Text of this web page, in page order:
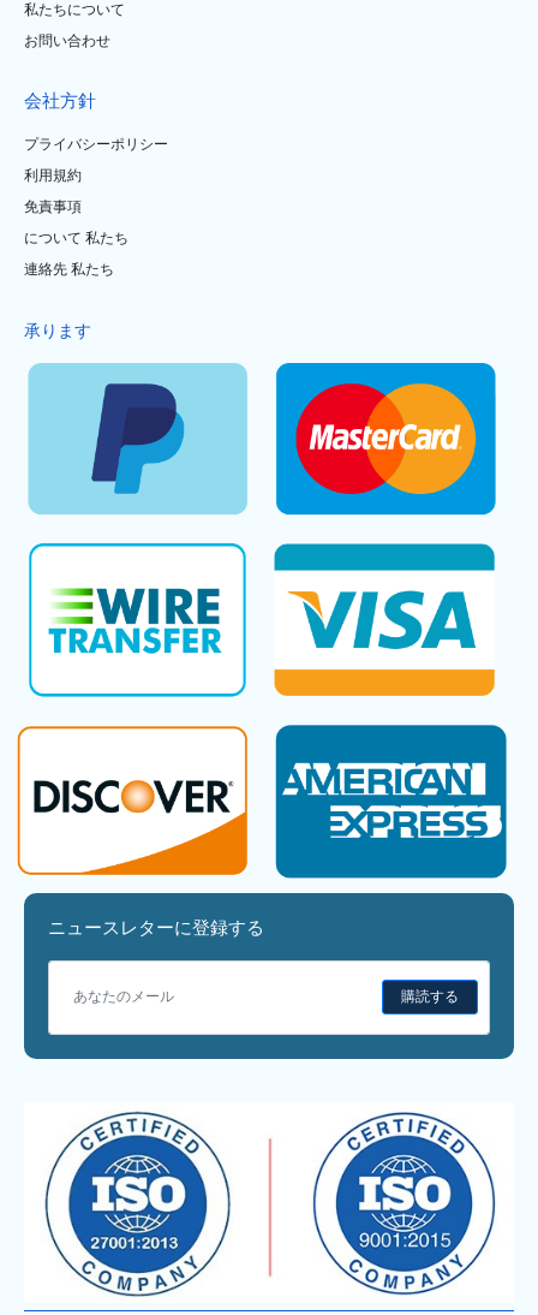
私たちについて
お問い合わせ
会社方針
プライバシーポリシー
利用規約
免責事項
について 私たち
連絡先 私たち
承ります
ニュースレターに登録する
購読する